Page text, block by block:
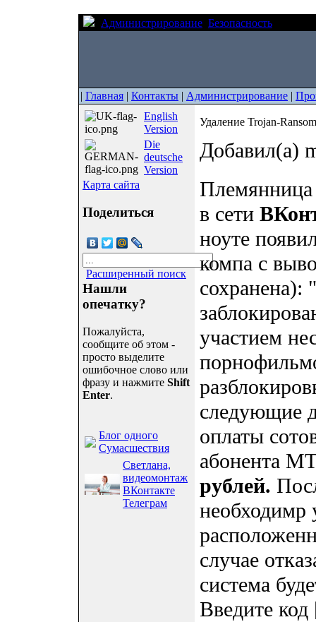
Администрирование Безопасность
| Главная | Контакты | Администрирование |
English
Version
Die
deutsche
Version
Карта сайта
Поделиться
Расширенный поиск
Нашли
опечатку?
Пожалуйста,
сообщите об этом -
просто выделите
ошибочное слово или
фразу и нажмите Shift
Enter.
Блог одного
Сумасшествия
Светлана,
видеомонтаж
ВКонтакте
Телеграм
Удаление Trojan-
Добавил(а)
Племянница
в сети
ноуте
компа с
участием
следующие
оплаты
абонента
рублей.
необходимр
случае
система
Введите